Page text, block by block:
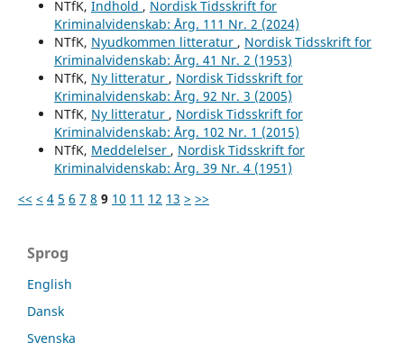
NTfK, Indhold , Nordisk Tidsskrift for
Kriminalvidenskab: Årg. 111 Nr. 2 (2024)
NTfK, Nyudkommen litteratur , Nordisk Tidsskrift for
Kriminalvidenskab: Årg. 41 Nr. 2 (1953)
NTfK, Ny litteratur , Nordisk Tidsskrift for
Kriminalvidenskab: Årg. 92 Nr. 3 (2005)
NTfK, Ny litteratur , Nordisk Tidsskrift for
Kriminalvidenskab: Årg. 102 Nr. 1 (2015)
NTfK, Meddelelser , Nordisk Tidsskrift for
Kriminalvidenskab: Årg. 39 Nr. 4 (1951)
<< < 4 5 6 7 8 9 10 11 12 13 > >>
Sprog
English
Dansk
Svenska